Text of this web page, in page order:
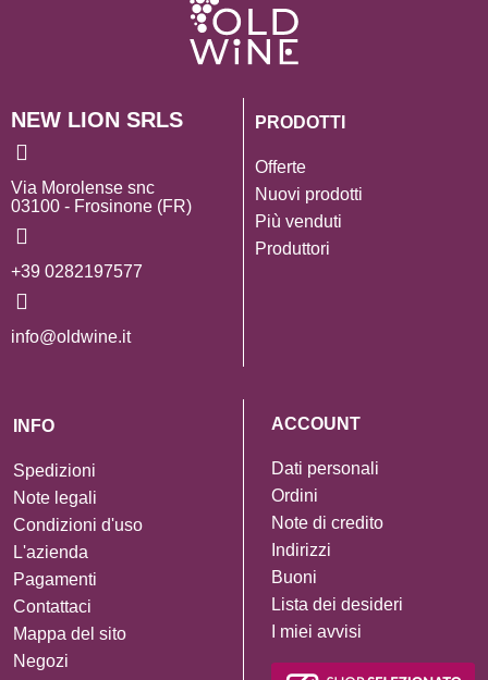
NEW LION SRLS
Via Morolense snc
03100 - Frosinone (FR)
+39 0282197577
info@oldwine.it
PRODOTTI
Offerte
Nuovi prodotti
Più venduti
Produttori
INFO
Spedizioni
Note legali
Condizioni d'uso
L'azienda
Pagamenti
Contattaci
Mappa del sito
Negozi
ACCOUNT
Dati personali
Ordini
Note di credito
Indirizzi
Buoni
Lista dei desideri
I miei avvisi